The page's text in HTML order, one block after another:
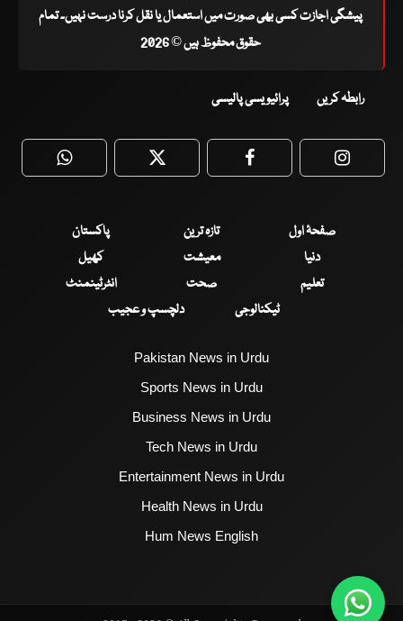
پیشگی اجازت کسی بھی صورت میں استعمال یا نقل کرنا درست نہیں۔ تمام
حقوق محفوظ ہیں © 2026
رابطہ کریں پرائیویسی پالیسی
WhatsApp Twitter Facebook
صفحۂ اول تازہ ترین
پاکستان
دنیا
معیشت
کھیل
تعلیم
صحت
انٹرٹینمنٹ
ٹیکنالوجی
دلچسپ و عجیب
Pakistan News in Urdu
Sports News in Urdu
Business News in Urdu
Tech News in Urdu
Entertainment News in Urdu
Health News in Urdu
Hum News English